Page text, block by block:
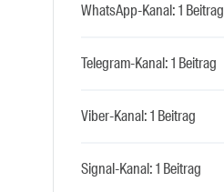
WhatsApp-Kanal: 1 Beitrag
Telegram-Kanal: 1 Beitrag
Viber-Kanal: 1 Beitrag
Signal-Kanal: 1 Beitrag